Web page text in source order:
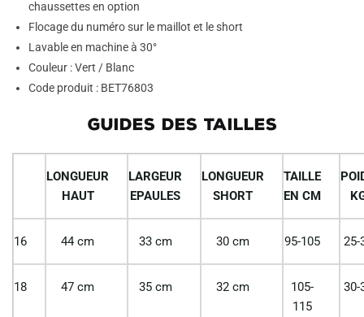
chaussettes en option
Flocage du numéro sur le maillot et le short
Lavable en machine à 30°
Couleur : Vert / Blanc
Code produit : BET76803
GUIDES DES TAILLES
LONGUEUR
HAUT
LARGEUR
EPAULES
LONGUEUR
SHORT
TAILLE
EN CM
16 44 cm 33 cm 30 cm 95-105 25-
18 47 cm 35 cm 32 cm
105-
115
30-